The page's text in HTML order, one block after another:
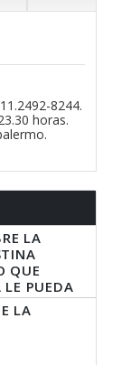
8244.
horas.
LA
QUE
LE PUEDA
LO QUE
LA